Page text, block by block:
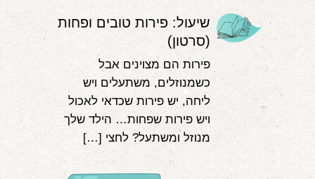
שיעול: פירות טובים ופחות
(סרטון)
פירות הם מצוינים אבל
כשמנוזלים, משתעלים ויש
ליחה, יש פירות שכדאי לאכול
ויש פירות שפחות… הילד שלך
מנוזל ומשתעל? לחצי […]